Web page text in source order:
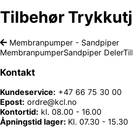
Tilbehør
Membranpumper - Sandpiper
MembranpumperSandpiper Deler
Kontakt
Kundeservice: +47 66 75 30 00
Epost: ordre@kcl.no
Kontortid: kl. 08.00 - 16.00
Åpningstid lager: Kl. 07.30 - 15.30